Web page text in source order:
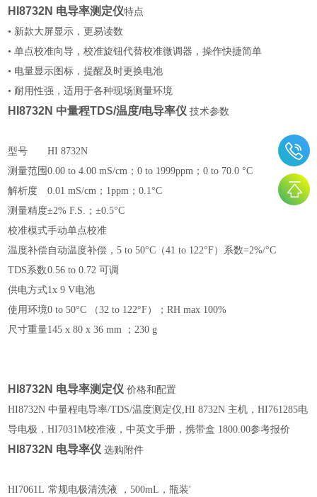
HI8732N 电导率测定仪特点
• 新款大屏显示，更易读数
• 单点校准向导，校准旋钮代替校准微调器，操作快捷简单
• 电量显示图标，提醒及时更换电池
• 耐用性强，适用于各种现场测量环境
HI8732N 中量程TDS/温度/电导率仪 技术参数
型号
HI 8732N
测量范围0.00 to 4.00 mS/cm；0 to 1999ppm；0 to 70.0 °C
解析度
0.01 mS/cm；1ppm；0.1°C
测量精度±2% F.S.；±0.5°C
校准模式手动单点校准
温度补偿自动温度补偿，5 to 50°C（41 to 122°F）系数=2%/°C
TDS系数0.56 to 0.72 可调
供电方式1x 9 V电池
使用环境0 to 50°C （32 to 122°F）；RH max 100%
尺寸重量145 x 80 x 36 mm ；230 g
HI8732N 电导率测定仪 价格和配置
HI8732N 中量程电导率/TDS/温度测定仪,HI 8732N 主机，HI761285电
导电极，HI7031M校准液，中英文手册，携带盒 1800.00参考报价
HI8732N 电导率仪 选购附件
HI7061L 常规电极清洗液 ，500mL，瓶装'